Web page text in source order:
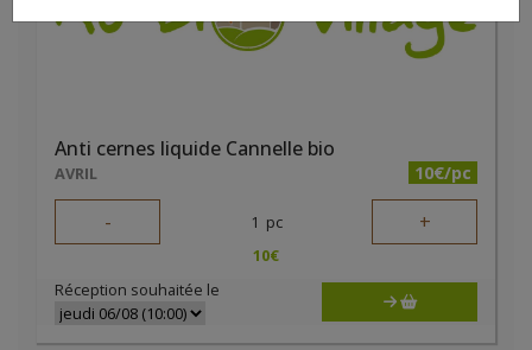
Anti cernes liquide Cannelle bio
AVRIL 10€/pc
- 1 pc +
10€
Réception souhaitée le